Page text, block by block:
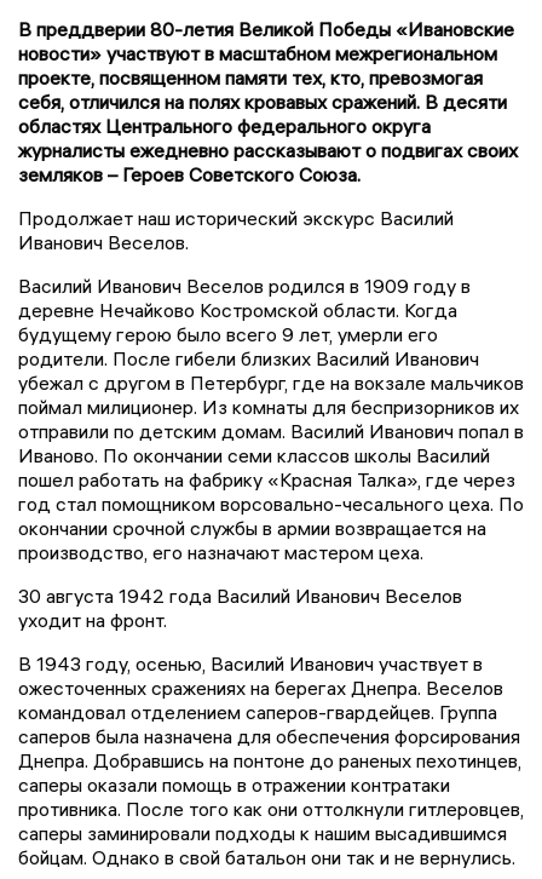
В преддверии 80-летия Великой Победы «Ивановские
новости» участвуют в масштабном межрегиональном
проекте, посвященном памяти тех, кто, превозмогая
себя, отличился на полях кровавых сражений. В десяти
областях Центрального федерального округа
журналисты ежедневно рассказывают о подвигах своих
земляков – Героев Советского Союза.
Продолжает наш исторический экскурс Василий
Иванович Веселов.
Василий Иванович Веселов родился в 1909 году в
деревне Нечайково Костромской области. Когда
будущему герою было всего 9 лет, умерли его
родители. После гибели близких Василий Иванович
убежал с другом в Петербург, где на вокзале мальчиков
поймал милиционер. Из комнаты для беспризорников их
отправили по детским домам. Василий Иванович попал в
Иваново. По окончании семи классов школы Василий
пошел работать на фабрику «Красная Талка», где через
год стал помощником ворсовально-чесального цеха. По
окончании срочной службы в армии возвращается на
производство, его назначают мастером цеха.
30 августа 1942 года Василий Иванович Веселов
уходит на фронт.
В 1943 году, осенью, Василий Иванович участвует в
ожесточенных сражениях на берегах Днепра. Веселов
командовал отделением саперов-гвардейцев. Группа
саперов была назначена для обеспечения форсирования
Днепра. Добравшись на понтоне до раненых пехотинцев,
саперы оказали помощь в отражении контратаки
противника. После того как они оттолкнули гитлеровцев,
саперы заминировали подходы к нашим высадившимся
бойцам. Однако в свой батальон они так и не вернулись.